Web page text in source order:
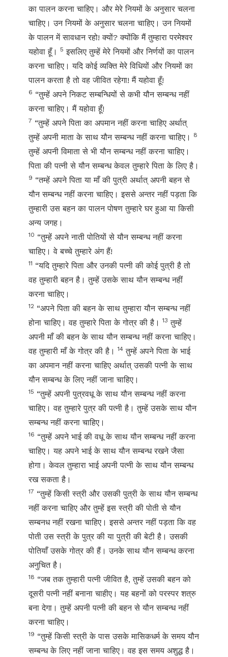
का पालन करना चाहिए। और मेरे नियमों के अनुसार चलना
चाहिए। उन नियमों के अनुसार चलना चाहिए। उन नियमों
के पालन में सावधान रहो! क्यों? क्योंकि मैं तुम्हारा परमेश्वर
यहोवा हूँ।
5 इसलिए तुम्हें मेरे नियमों और निर्णयों का पालन
करना चाहिए। यदि कोई व्यक्ति मेरे विधियों और नियमों का
पालन करता है तो वह जीवित रहेगा! मैं यहोवा हूँ!
6 “तुम्हें अपने निकट सम्बन्धियों से कभी यौन सम्बन्ध नहीं
करना चाहिए। मैं यहोवा हूँ!
7 “तुम्हें अपने पिता का अपमान नहीं करना चाहिए अर्थात्
तुम्हें अपनी माता के साथ यौन सम्बन्ध नहीं करना चाहिए।
8
तुम्हें अपनी विमाता से भी यौन सम्बन्ध नहीं करना चाहिए।
पिता की पत्नी से यौन सम्बन्ध केवल तुम्हारे पिता के लिए है।
9 “तम्हें अपने पिता या माँ की पुत्री अर्थात् अपनी बहन से
यौन सम्बन्ध नहीं करना चाहिए। इससे अन्तर नहीं पड़ता कि
तुम्हारी उस बहन का पालन पोषण तुम्हारे घर हुआ या किसी
अन्य जगह।
10 “तुम्हें अपने नाती पोतियों से यौन सम्बन्ध नहीं करना
चाहिए। वे बच्चे तुम्हारे अंग हैं!
11 “यदि तुम्हारे पिता और उनकी पत्नी की कोई पुत्री है तो
वह तुम्हारी बहन है। तुम्हें उसके साथ यौन सम्बन्ध नहीं
करना चाहिए।
12 “अपने पिता की बहन के साथ तुम्हारा यौन सम्बन्ध नहीं
होना चाहिए। वह तुम्हारे पिता के गोत्र की है।13 तुम्हें
अपनी माँ की बहन के साथ यौन सम्बन्ध नहीं करना चाहिए।
वह तुम्हारी माँ के गोत्र की है।14 तुम्हें अपने पिता के भाई
का अपमान नहीं करना चाहिए अर्थात् उसकी पत्नी के साथ
यौन सम्बन्ध के लिए नहीं जाना चाहिए।
15 “तुम्हें अपनी पुत्रवधू के साथ यौन सम्बन्ध नहीं करना
चाहिए। वह तुम्हारे पुत्र की पत्नी है। तुम्हें उसके साथ यौन
सम्बन्ध नहीं करना चाहिए।
16 “तुम्हें अपने भाई की वधू के साथ यौन सम्बन्ध नहीं करना
चाहिए। यह अपने भाई के साथ यौन सम्बन्ध रखने जैसा
होगा। केवल तुम्हारा भाई अपनी पत्नी के साथ यौन सम्बन्ध
रख सकता है।
17 “तुम्हें किसी स्त्री और उसकी पुत्री के साथ यौन सम्बन्ध
नहीं करना चाहिए और तुम्हें इस स्त्री की पोती से यौन
सम्बनध नहीं रखना चाहिए। इससे अन्तर नहीं पड़ता कि वह
पोती उस स्त्री के पुत्र की या पुत्री की बेटी है। उसकी
पोतियाँ उसके गोत्र की हैं। उनके साथ यौन सम्बन्ध करना
अनुचित है।
18 “जब तक तुम्हारी पत्नी जीवित है, तुम्हें उसकी बहन को
दूसरी पत्नी नहीं बनाना चाहीए। यह बहनों को परस्पर शत्रु
बना देगा। तुम्हें अपनी पत्नी की बहन से यौन सम्बन्ध नहीं
करना चाहिए।
19 “तुम्हें किसी स्त्री के पास उसके मासिकधर्म के समय यौन
सम्बन्ध के लिए नहीं जाना चाहिए। वह इस समय अशुद्ध है।